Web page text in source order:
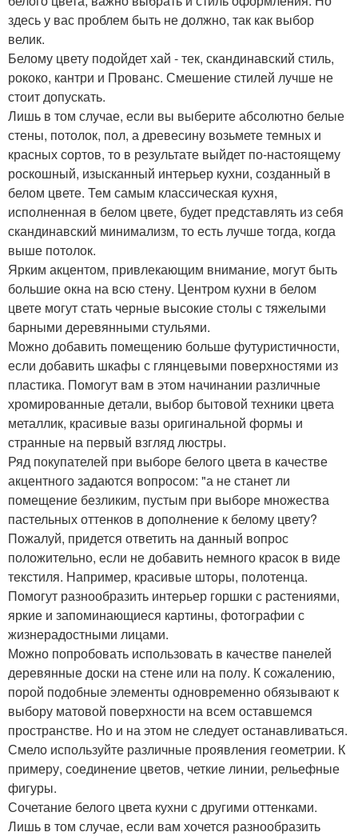
здесь у вас проблем быть не должно, так как выбор
велик.
Белому цвету подойдет хай - тек, скандинавский стиль,
рококо, кантри и Прованс. Смешение стилей лучше не
стоит допускать.
Лишь в том случае, если вы выберите абсолютно белые
стены, потолок, пол, а древесину возьмете темных и
красных сортов, то в результате выйдет по-настоящему
роскошный, изысканный интерьер кухни, созданный в
белом цвете. Тем самым классическая кухня,
исполненная в белом цвете, будет представлять из себя
скандинавский минимализм, то есть лучше тогда, когда
выше потолок.
Ярким акцентом, привлекающим внимание, могут быть
большие окна на всю стену. Центром кухни в белом
цвете могут стать черные высокие столы с тяжелыми
барными деревянными стульями.
Можно добавить помещению больше футуристичности,
если добавить шкафы с глянцевыми поверхностями из
пластика. Помогут вам в этом начинании различные
хромированные детали, выбор бытовой техники цвета
металлик, красивые вазы оригинальной формы и
странные на первый взгляд люстры.
Ряд покупателей при выборе белого цвета в качестве
акцентного задаются вопросом: "а не станет ли
помещение безликим, пустым при выборе множества
пастельных оттенков в дополнение к белому цвету?
Пожалуй, придется ответить на данный вопрос
положительно, если не добавить немного красок в виде
текстиля. Например, красивые шторы, полотенца.
Помогут разнообразить интерьер горшки с растениями,
яркие и запоминающиеся картины, фотографии с
жизнерадостными лицами.
Можно попробовать использовать в качестве панелей
деревянные доски на стене или на полу. К сожалению,
порой подобные элементы одновременно обязывают к
выбору матовой поверхности на всем оставшемся
пространстве. Но и на этом не следует останавливаться.
Смело используйте различные проявления геометрии. К
примеру, соединение цветов, четкие линии, рельефные
фигуры.
Сочетание белого цвета кухни с другими оттенками.
Лишь в том случае, если вам хочется разнообразить